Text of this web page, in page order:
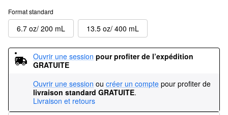
Format standard
6.7 oz/ 200 mL 13.5 oz/ 400 mL
Ouvrir une session pour profiter de l’expédition
GRATUITE
Ouvrir une session ou créer un compte pour profiter de
livraison standard GRATUITE.
Livraison et retours